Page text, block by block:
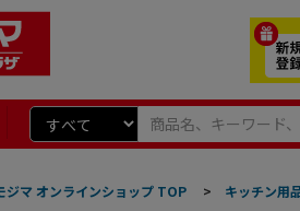
ジマ オンラインショップ TOP > キッチン用